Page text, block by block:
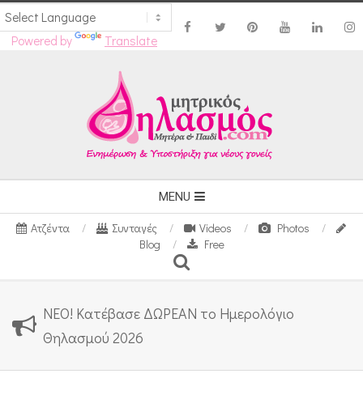
Powered by Translate
Navigation
Menu
MENU
Ατζέντα Συνταγές Videos
Photos
Blog
Free
Search
ΝΕΟ! Κατέβασε ΔΩΡΕΑΝ το Ημερολόγιο
Θηλασμού 2026